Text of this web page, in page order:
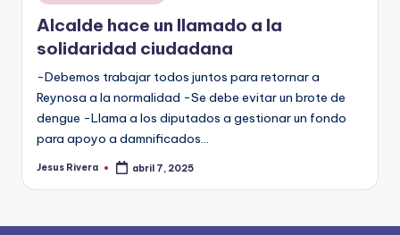
en
Alcalde hace un llamado a la
solidaridad ciudadana
-Debemos trabajar todos juntos para retornar a
Reynosa a la normalidad -Se debe evitar un brote de
dengue -Llama a los diputados a gestionar un fondo
para apoyo a damnificados…
Publicado
Jesus Rivera abril 7, 2025